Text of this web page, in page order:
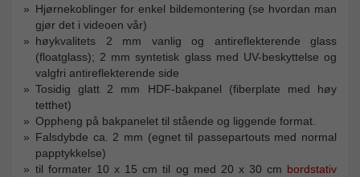
Hjørnekoblinger for enkel bildemontering (se hvordan man
gjør det i videoen vår)
høykvalitets 2 mm vanlig og antireflekterende glass
(floatglass); 2 mm syntetisk glass med UV-beskyttelse og
valgfri antireflekterende side
Tosidig glatt 2 mm HDF-bakpanel (fiberplate med høy
tetthet)
Oppheng på bakpanelet til stående og liggende format.
Falsdybde ca. 2 mm (egnet til passepartouts med normal
papptykkelse)
til formater 10 x 15 cm til og med 20 x 30 cm bordstativ